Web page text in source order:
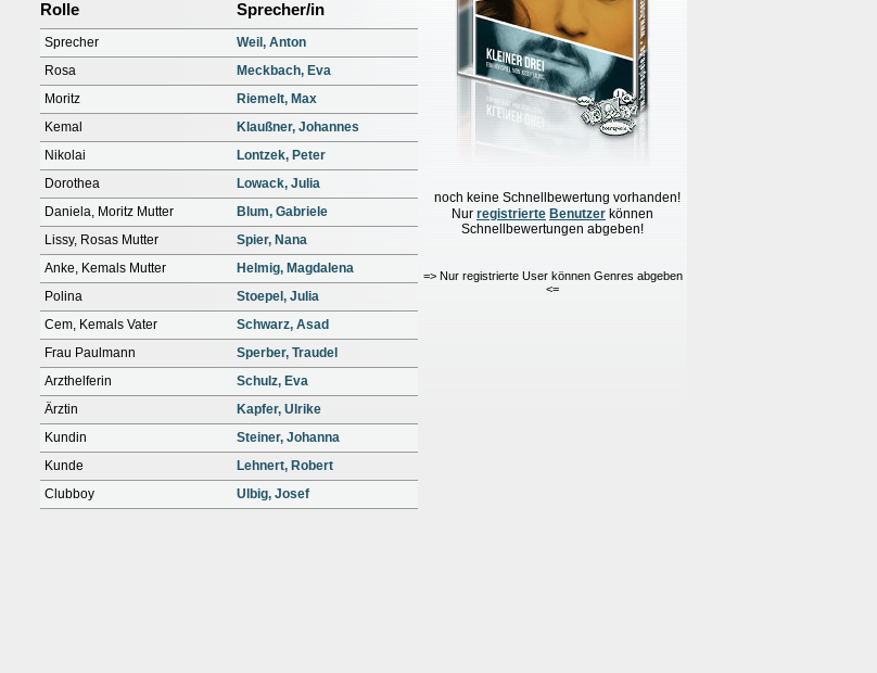
noch keine Schnellbewertung vorhanden!
Nur registrierte Benutzer können
Schnellbewertungen abgeben!
=> Nur registrierte User können Genres abgeben
<=
Rolle Sprecher/in
Sprecher
Weil, Anton
Rosa
Meckbach, Eva
Moritz
Riemelt, Max
Kemal
Klaußner, Johannes
Nikolai
Lontzek, Peter
Dorothea
Lowack, Julia
Daniela, Moritz Mutter
Blum, Gabriele
Lissy, Rosas Mutter
Spier, Nana
Anke, Kemals Mutter
Helmig, Magdalena
Polina
Stoepel, Julia
Cem, Kemals Vater
Schwarz, Asad
Frau Paulmann
Sperber, Traudel
Arzthelferin
Schulz, Eva
Ärztin
Kapfer, Ulrike
Kundin
Steiner, Johanna
Kunde
Lehnert, Robert
Clubboy
Ulbig, Josef